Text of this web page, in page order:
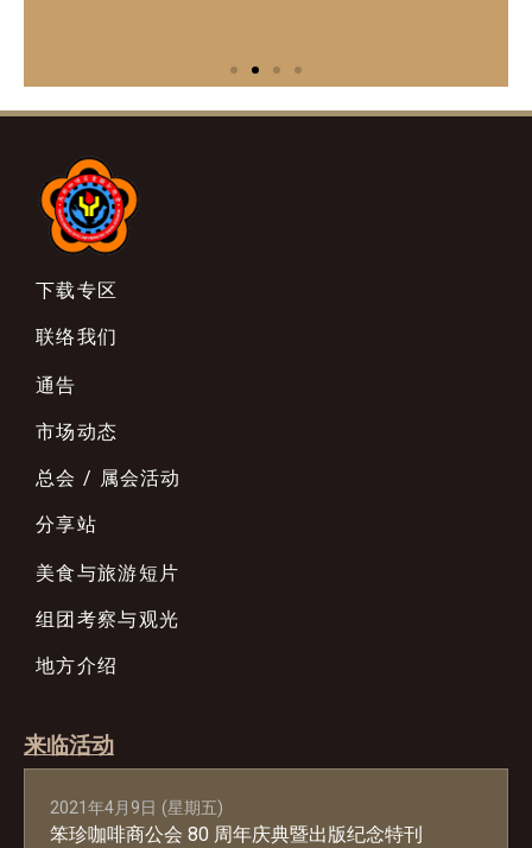
下载专区
联络我们
通告
市场动态
总会 / 属会活动
分享站
美食与旅游短片
组团考察与观光
地方介绍
来临活动
2021年4月9日 (星期五)
笨珍咖啡商公会 80 周年庆典暨出版纪念特刊